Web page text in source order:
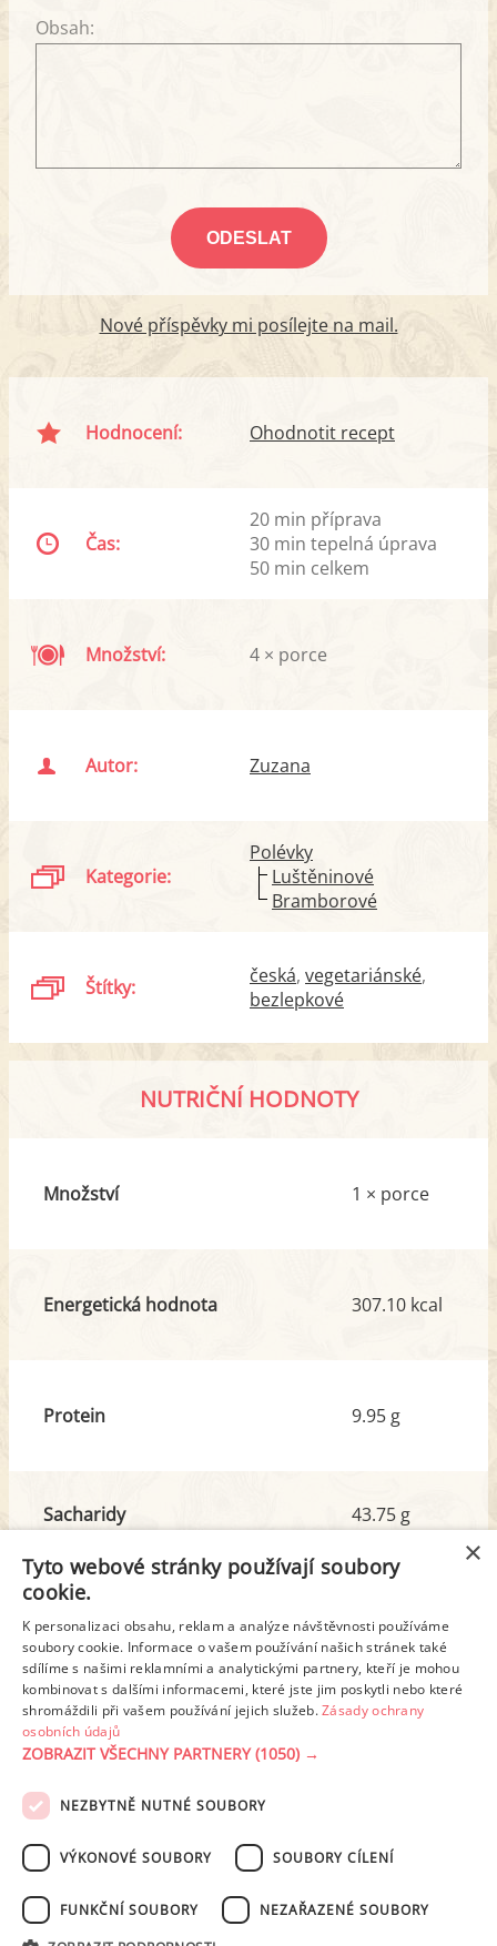
Obsah:
Nové příspěvky mi posílejte na mail.
Hodnocení: Ohodnotit recept
Čas:
20 min příprava
30 min tepelná úprava
50 min celkem
Množství: 4 × porce
Autor: Zuzana
Kategorie:
Polévky
Luštěninové
Bramborové
Štítky: česká vegetariánské
bezlepkové
NUTRIČNÍ HODNOTY
Množství 1 × porce
Energetická hodnota 307.10 kcal
Protein 9.95 g
Sacharidy
43.75 g
Tuk
z toho nas. mastné kyseliny
7.57 g
2.57 g
Detailní rozpis
PODMÍNKY UŽITÍ ZÁSADY OCHRANY OSOBNÍCH ÚDAJŮ
NASTAVENÍ COOKIES
×
Tyto webové stránky používají soubory
cookie.
K personalizaci obsahu, reklam a analýze návštěvnosti používáme
soubory cookie. Informace o vašem používání našich stránek také
sdílíme s našimi reklamními a analytickými partnery, kteří je mohou
kombinovat s dalšími informacemi, které jste jim poskytli nebo které
shromáždili při vašem používání jejich služeb.Zásady ochrany
osobních údajů
ZOBRAZIT VŠECHNY PARTNERY(1050) →
NEZBYTNĚ NUTNÉ SOUBORY
VÝKONOVÉ SOUBORY SOUBORY CÍLENÍ
FUNKČNÍ SOUBORY NEZAŘAZENÉ SOUBORY